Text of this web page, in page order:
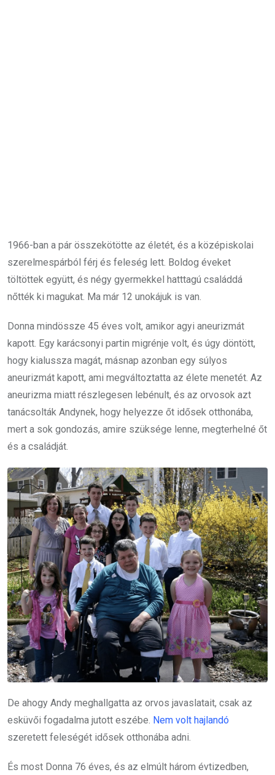
1966-ban a pár összekötötte az életét, és a középiskolai
szerelmespárból férj és feleség lett. Boldog éveket
töltöttek együtt, és négy gyermekkel hatttagú családdá
nőtték ki magukat. Ma már 12 unokájuk is van.
Donna mindössze 45 éves volt, amikor agyi aneurizmát
kapott. Egy karácsonyi partin migrénje volt, és úgy döntött,
hogy kialussza magát, másnap azonban egy súlyos
aneurizmát kapott, ami megváltoztatta az élete menetét. Az
aneurizma miatt részlegesen lebénult, és az orvosok azt
tanácsolták Andynek, hogy helyezze őt idősek otthonába,
mert a sok gondozás, amire szüksége lenne, megterhelné őt
és a családját.
De ahogy Andy meghallgatta az orvos javaslatait, csak az
esküvői fogadalma jutott eszébe. Nem volt hajlandó
szeretett feleségét idősek otthonába adni.
És most Donna 76 éves, és az elmúlt három évtizedben,